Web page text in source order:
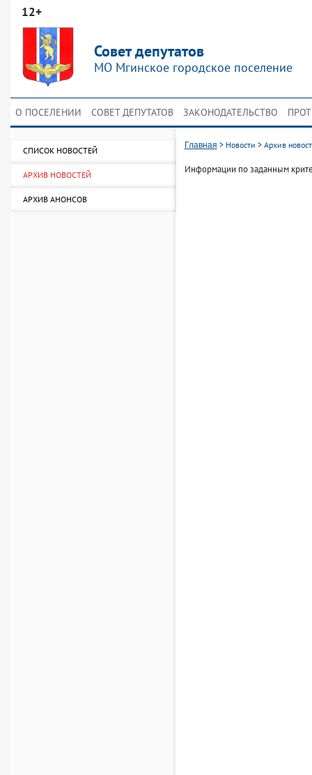
12+
Совет депутатов
МО Мгинское городское поселение
О ПОСЕЛЕНИИ СОВЕТ ДЕПУТАТОВ ЗАКОНОДАТЕЛЬСТВО
СПИСОК НОВОСТЕЙ
АРХИВ НОВОСТЕЙ
АРХИВ АНОНСОВ
Главная > Новости > Архив
Информации по заданным